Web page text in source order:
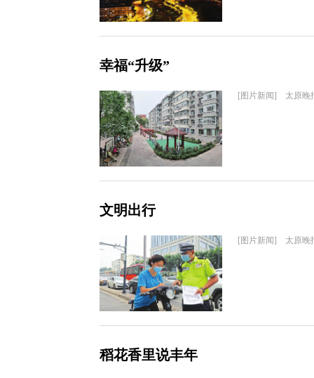
幸福“升级”
[图片新闻] 太原晚
文明出行
[图片新闻] 太原晚
稻花香里说丰年